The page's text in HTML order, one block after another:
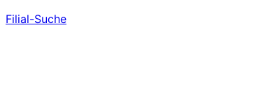
Filial-Suche